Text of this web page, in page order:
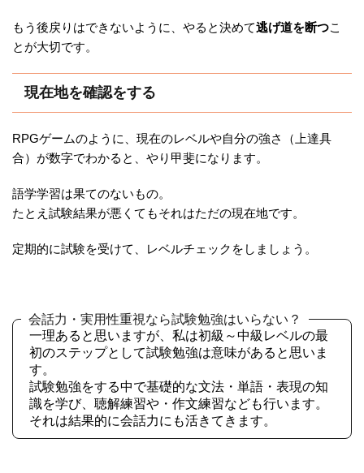
もう後戻りはできないように、やると決めて逃げ道を断つこ
とが大切です。
現在地を確認をする
RPGゲームのように、現在のレベルや自分の強さ（上達具
合）が数字でわかると、やり甲斐になります。
語学学習は果てのないもの。
たとえ試験結果が悪くてもそれはただの現在地です。
定期的に試験を受けて、レベルチェックをしましょう。
会話力・実用性重視なら試験勉強はいらない？
一理あると思いますが、私は初級～中級レベルの最
初のステップとして試験勉強は意味があると思いま
す。
試験勉強をする中で基礎的な文法・単語・表現の知
識を学び、聴解練習や・作文練習なども行います。
それは結果的に会話力にも活きてきます。